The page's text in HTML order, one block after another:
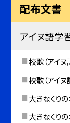
配布文書
アイヌ語学
校歌（アイヌ
校歌（アイヌ
大きなくり
大きなくり